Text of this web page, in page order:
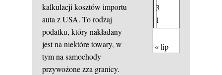
kalkulacji kosztów importu
auta z USA. To rodzaj
podatku, który nakładany
jest na niektóre towary, w
tym na samochody
przywożone zza granicy.
3
1
« lip